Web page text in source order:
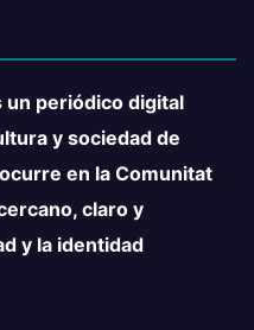
un periódico digital
y sociedad de
en la Comunitat
claro y
y la identidad